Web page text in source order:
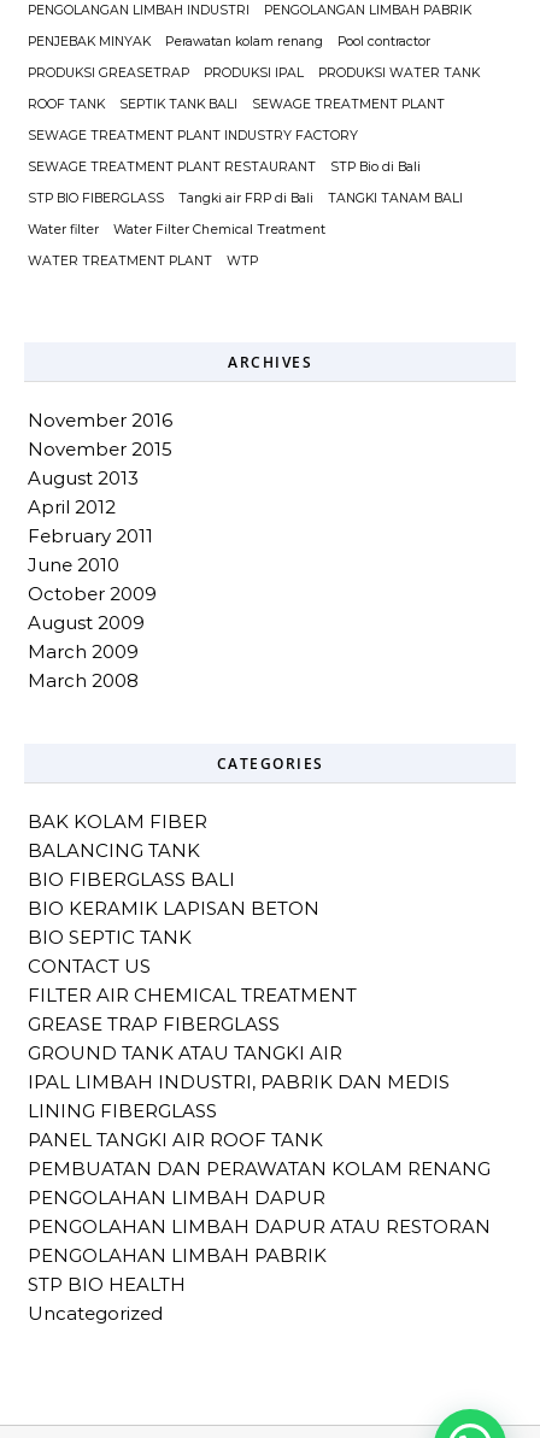
PENGOLANGAN LIMBAH INDUSTRI
PENGOLANGAN LIMBAH PABRIK
PENJEBAK MINYAK
Perawatan kolam renang
Pool contractor
PRODUKSI GREASETRAP
PRODUKSI IPAL
PRODUKSI WATER TANK
ROOF TANK
SEPTIK TANK BALI
SEWAGE TREATMENT PLANT
SEWAGE TREATMENT PLANT INDUSTRY FACTORY
SEWAGE TREATMENT PLANT RESTAURANT
STP Bio di Bali
STP BIO FIBERGLASS
Tangki air FRP di Bali
TANGKI TANAM BALI
Water filter
Water Filter Chemical Treatment
WATER TREATMENT PLANT
WTP
ARCHIVES
November 2016
November 2015
August 2013
April 2012
February 2011
June 2010
October 2009
August 2009
March 2009
March 2008
CATEGORIES
BAK KOLAM FIBER
BALANCING TANK
BIO FIBERGLASS BALI
BIO KERAMIK LAPISAN BETON
BIO SEPTIC TANK
CONTACT US
FILTER AIR CHEMICAL TREATMENT
GREASE TRAP FIBERGLASS
GROUND TANK ATAU TANGKI AIR
IPAL LIMBAH INDUSTRI, PABRIK DAN MEDIS
LINING FIBERGLASS
PANEL TANGKI AIR ROOF TANK
PEMBUATAN DAN PERAWATAN KOLAM RENANG
PENGOLAHAN LIMBAH DAPUR
PENGOLAHAN LIMBAH DAPUR ATAU RESTORAN
PENGOLAHAN LIMBAH PABRIK
STP BIO HEALTH
Uncategorized